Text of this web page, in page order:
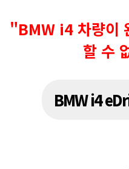
"BMW i4 차량이
할 수
BMW i4